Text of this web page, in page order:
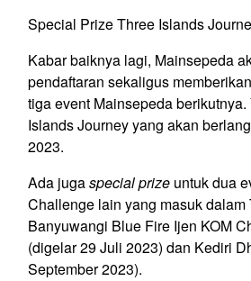
Special Prize Three Islands
Kabar baiknya lagi, Mainsepeda
pendaftaran sekaligus memberikan
tiga event Mainsepeda
Islands Journey yang akan
2023.
Ada jugaspecial prize untuk dua
Challenge lain yang masuk dalam
Banyuwangi Blue Fire Ijen KOM
(digelar 29 Juli 2023) dan Kediri
September 2023).